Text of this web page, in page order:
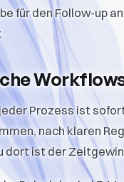
für den Follow-up
Prozess ist
nach klaren
dort ist der